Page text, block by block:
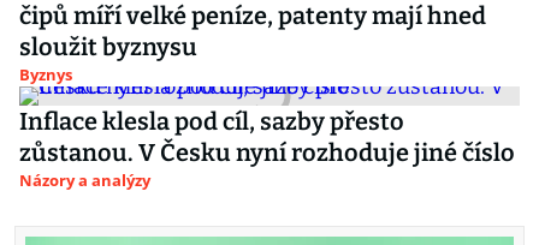
čipů míří velké peníze, patenty mají hned
sloužit byznysu
Byznys
Inflace klesla pod cíl, sazby přesto
zůstanou. V Česku nyní rozhoduje jiné číslo
Názory a analýzy